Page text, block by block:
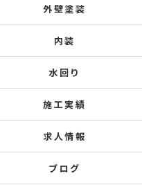
外壁塗装
内装
水回り
施工実績
求人情報
ブログ